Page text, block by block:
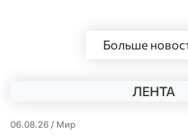
Больше
ЛЕНТА
06.08.26 / Мир